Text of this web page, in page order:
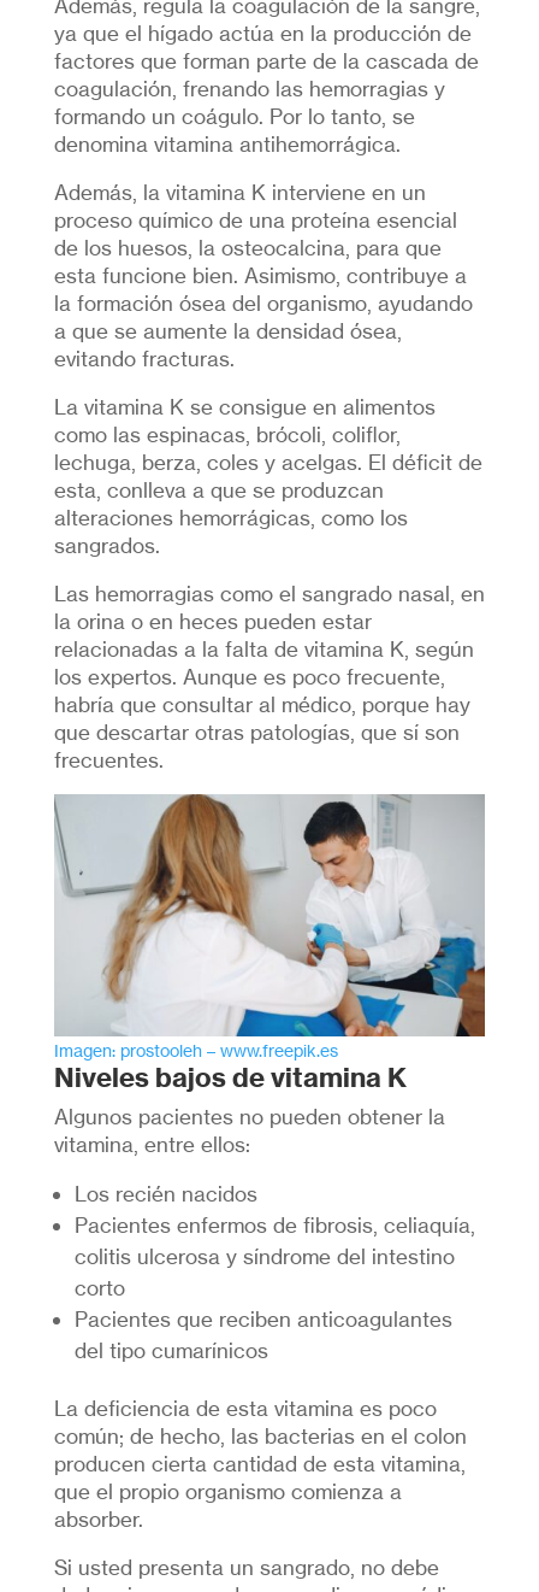
ya que el hígado actúa en la producción de
factores que forman parte de la cascada de
coagulación, frenando las hemorragias y
formando un coágulo. Por lo tanto, se
denomina vitamina antihemorrágica.
Además, la vitamina K interviene en un
proceso químico de una proteína esencial
de los huesos, la osteocalcina, para que
esta funcione bien. Asimismo, contribuye a
la formación ósea del organismo, ayudando
a que se aumente la densidad ósea,
evitando fracturas.
La vitamina K se consigue en alimentos
como las espinacas, brócoli, coliflor,
lechuga, berza, coles y acelgas. El déficit de
esta, conlleva a que se produzcan
alteraciones hemorrágicas, como los
sangrados.
Las hemorragias como el sangrado nasal, en
la orina o en heces pueden estar
relacionadas a la falta de vitamina K, según
los expertos. Aunque es poco frecuente,
habría que consultar al médico, porque hay
que descartar otras patologías, que sí son
frecuentes.
Imagen: prostooleh – www.freepik.es
Niveles bajos de vitamina K
Algunos pacientes no pueden obtener la
vitamina, entre ellos:
Los recién nacidos
Pacientes enfermos de fibrosis, celiaquía,
colitis ulcerosa y síndrome del intestino
corto
Pacientes que reciben anticoagulantes
del tipo cumarínicos
La deficiencia de esta vitamina es poco
común; de hecho, las bacterias en el colon
producen cierta cantidad de esta vitamina,
que el propio organismo comienza a
absorber.
Si usted presenta un sangrado, no debe